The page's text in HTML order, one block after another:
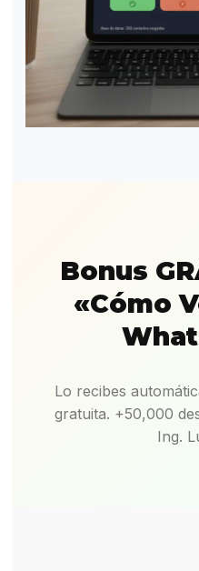
Bonus
«Cómo
Lo recibes
gratuita. +50,000
Ing.